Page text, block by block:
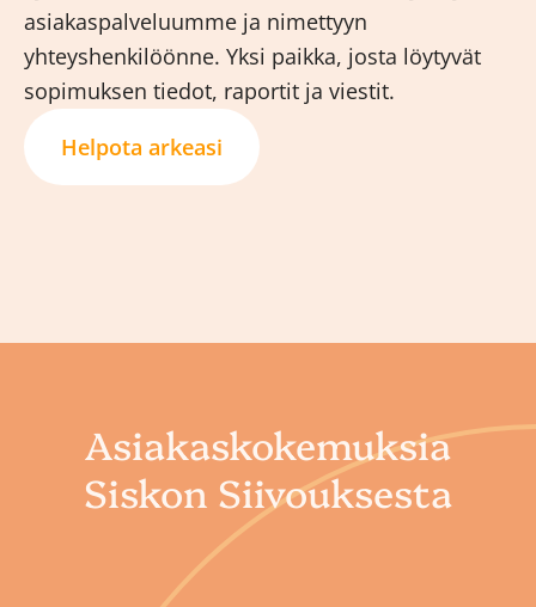
asiakaspalveluumme ja nimettyyn
yhteyshenkilöönne. Yksi paikka, josta löytyvät
sopimuksen tiedot, raportit ja viestit.
Helpota arkeasi
Asiakaskokemuksia
Siskon Siivouksesta